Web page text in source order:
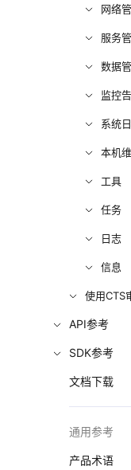
网络
服务
数据
监控
系统
本机
工具
任务
日志
信息
使用CTS
API参考
SDK参考
文档下载
通用参考
产品术语